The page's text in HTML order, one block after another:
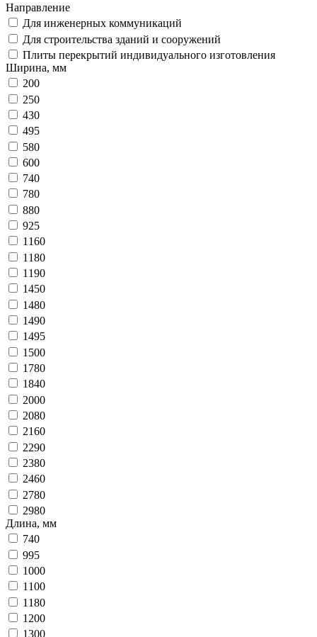
Направление
Для инженерных коммуникаций
Для строительства зданий и сооружений
Плиты перекрытий индивидуального изготовления
Ширина, мм
200
250
430
495
580
600
740
780
880
925
1160
1180
1190
1450
1480
1490
1495
1500
1780
1840
2000
2080
2160
2290
2380
2460
2780
2980
Длина, мм
740
995
1000
1100
1180
1200
1300